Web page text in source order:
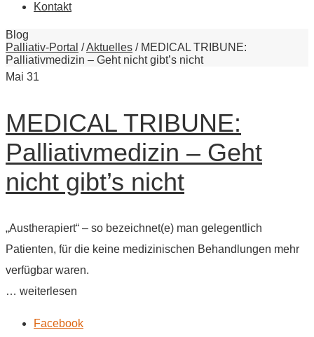
Kontakt
Blog
Palliativ-Portal /Aktuelles / MEDICAL TRIBUNE:
Palliativmedizin – Geht nicht gibt’s nicht
Mai 31
MEDICAL TRIBUNE:
Palliativmedizin – Geht
nicht gibt’s nicht
„Austherapiert“ – so bezeichnet(e) man gelegentlich
Patienten, für die keine medizinischen Behandlungen mehr
verfügbar waren.
… weiterlesen
Facebook